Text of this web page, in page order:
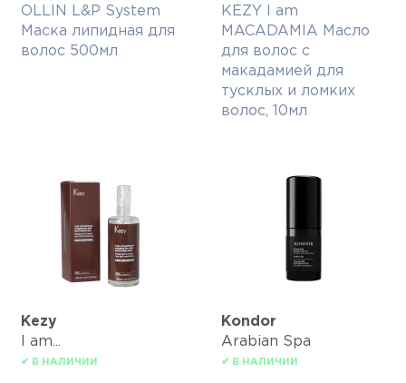
OLLIN L&P System
Маска липидная для
волос 500мл
KEZY I am
MACADAMIA Масло
для волос с
макадамией для
тусклых и ломких
волос, 10мл
Kezy
I am...
✔ В НАЛИЧИИ
Kondor
Arabian Spa
✔ В НАЛИЧИИ